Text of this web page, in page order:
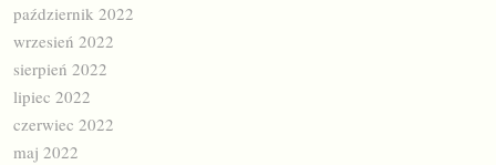
październik 2022
wrzesień 2022
sierpień 2022
lipiec 2022
czerwiec 2022
maj 2022